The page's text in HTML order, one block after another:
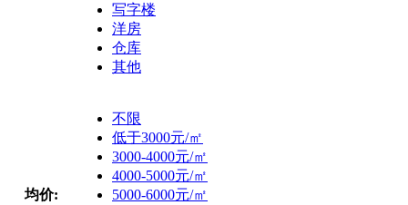
写字楼
洋房
仓库
其他
均价:
不限
低于3000元/㎡
3000-4000元/㎡
4000-5000元/㎡
5000-6000元/㎡